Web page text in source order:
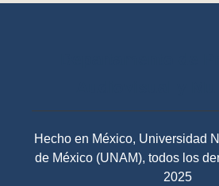
Hecho en México, Universidad
de México (UNAM), todos los
2025